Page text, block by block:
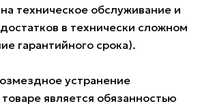
техническое обслуживание и
в технически сложном
гарантийного срока).
устранение
является обязанностью